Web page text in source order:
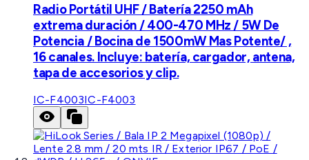
Radio Portátil UHF / Batería 2250 mAh
extrema duración / 400-470 MHz / 5W De
Potencia / Bocina de 1500mW Mas Potente/ ,
16 canales. Incluye: batería, cargador, antena,
tapa de accesorios y clip.
IC-F4003IC-F4003